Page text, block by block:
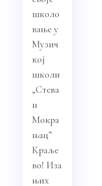
школо
вање у
Музич
кој
школи
„Стева
н
Мокра
њац”
Краље
во! Иза
њих